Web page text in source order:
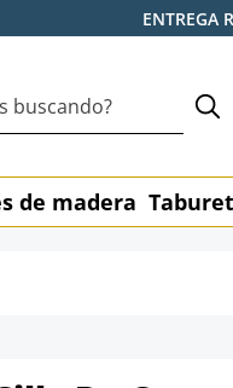
ENTREGA
de madera